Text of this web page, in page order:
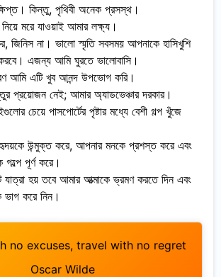
কিন্তু, পৃথিবী অনেক প্রসস্থ।
মরে যাওয়াই আমার লক্ষ্য।
জিনিস না। ভালো স্মৃতি সবসময় আপনাকে হাসিখুশি
করবে। এজন্য আমি ঘুরতে ভালোবাসি।
আমি এটি খুব আনন্দ উপভোগ করি।
প্রয়োজন নেই; আমার অ্যাডভেঞ্চার দরকার।
চেয়ে পাসপোর্টের পৃষ্টার মধ্যে বেশী গল্প খুঁজে
উন্মুক্ত করে, আপনার মনকে প্রশস্ত করে এবং
পূর্ণ করে।
যাত্রা হয় তবে আমার আত্মাকে ভ্রমণ করতে দিন এবং
ভাগ করে নিন।
no excuses, travel with no regret
Oscar Wilde